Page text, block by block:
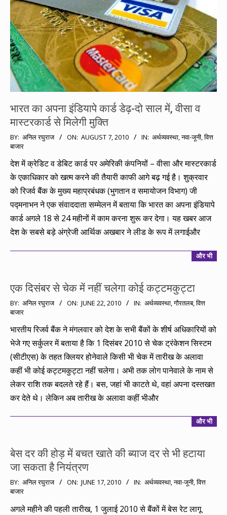
भारत का अपना इंडियापे कार्ड डेढ़-दो साल में, वीसा व
मास्टरकार्ड से मिलेगी मुक्ति
2010-
08-
07
BY: अनिल रघुराज ON: AUGUST 7, 2010 IN: अर्थव्यवस्था,नवा-जूनी,वित्त
बाजार
देश में क्रेडिट व डेबिट कार्ड पर अमेरिकी कंपनियों – वीसा और मास्टरकार्ड
के एकाधिकार को खत्म करने की तैयारी काफी आगे बढ़ गई है। शुक्रवार
को रिजर्व बैंक के मुख्य महाप्रबंधक (भुगतान व समायोजन विभाग) जी
पद्मनाभन ने एक संवाददाता सम्मेलन में बताया कि भारत का अपना इंडियापे
कार्ड अगले 18 से 24 महीनों में काम करना शुरू कर देगा। यह खबर आज
देश के सबसे बड़े अंग्रेजी आर्थिक अखबार ने लीड के रूप में लगाईऔर
और भी
एक दिसंबर से चेक में नहीं चलेगा कोई कट्टमकुट्टा
2010-
06-
22
BY: अनिल रघुराज ON: JUNE 22, 2010 IN: अर्थव्यवस्था,गौरतलब,वित्त
बाजार
भारतीय रिजर्व बैंक ने मंगलवार को देश के सभी बैंकों के शीर्ष अधिकारियों को
भेजे गए सर्कुलर में बताया है कि 1 दिसंबर 2010 से चेक ट्रंकेशन सिस्टम
(सीटीएस) के तहत क्लियर होनेवाले किसी भी चेक में तारीख के अलावा
कहीं भी कोई कट्टमकुट्टा नहीं चलेगा। अभी तक लोग पानेवाले के नाम से
लेकर राशि तक बदलते रहे हैं। बस, जहां भी काटते थे, वहां अपना दस्तखत
कर देते थे। लेकिन अब तारीख के अलावा कहीं भीऔर
और भी
बेस दर की होड़ में बचत खाते की ब्याज दर से भी हटाया
जा सकता है नियंत्रण
2010-
06-
17
BY: अनिल रघुराज ON: JUNE 17, 2010 IN: अर्थव्यवस्था,नवा-जूनी,वित्त
बाजार
अगले महीने की पहली तारीख, 1 जुलाई 2010 से बैंकों में बेस रेट लागू